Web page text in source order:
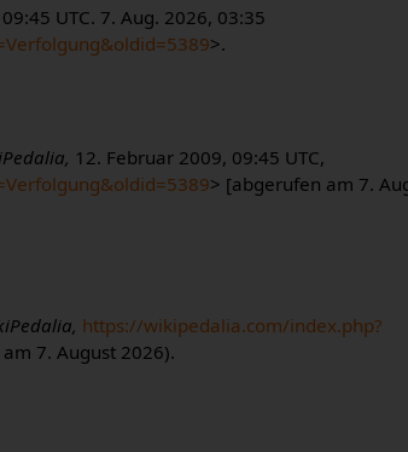
UTC. 7. Aug. 2026, 03:35
>.
12. Februar 2009, 09:45 UTC,
> [abgerufen am 7.
https://wikipedalia.com/index.php?
7. August 2026).